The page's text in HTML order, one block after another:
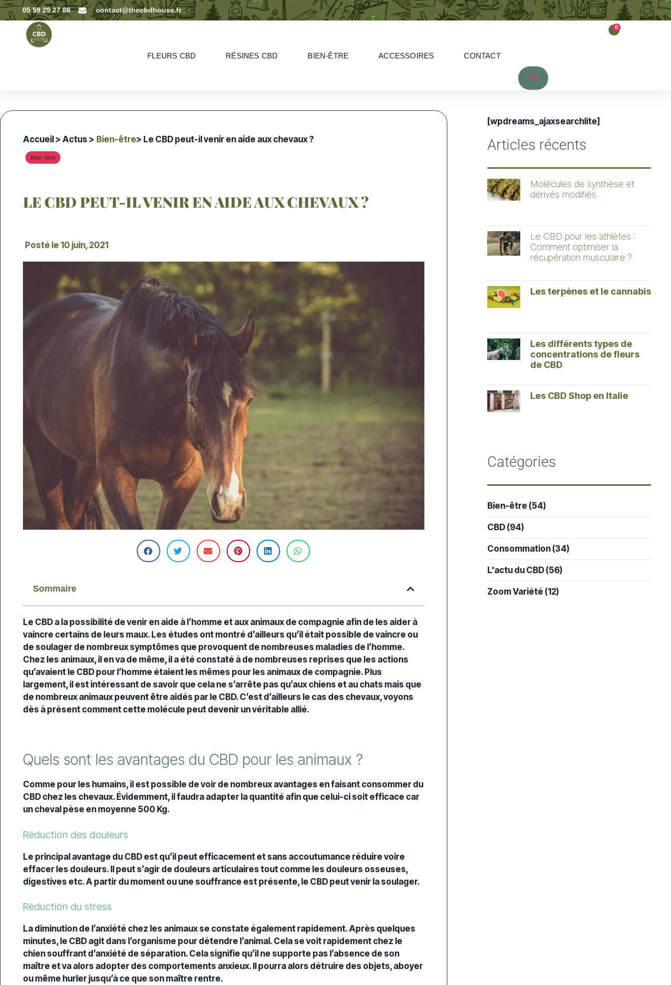
--
05 59 29 27 88 contact@thecbdhouse.fr
FLEURS CBD RÉSINES CBD BIEN-ÊTRE ACCESSOIRES CONTACT
0
Accueil> Actus > Bien-être> Le CBD peut-il venir en aide aux chevaux ?
Bien-être
LE CBD PEUT-IL VENIR EN AIDE AUX CHEVAUX ?
Posté le 10 juin, 2021
Sommaire
Le CBD a la possibilité de venir en aide à l’homme et aux animaux de compagnie afin de les aider à
vaincre certains de leurs maux. Les études ont montré d’ailleurs qu’il était possible de vaincre ou
de soulager de nombreux symptômes que provoquent de nombreuses maladies de l’homme.
Chez les animaux, il en va de même, il a été constaté à de nombreuses reprises que les actions
qu’avaient le CBD pour l’homme étaient les mêmes pour les animaux de compagnie. Plus
largement, il est intéressant de savoir que cela ne s’arrête pas qu’aux chiens et au chats mais que
de nombreux animaux peuvent être aidés par le CBD. C’est d’ailleurs le cas des chevaux, voyons
dès à présent comment cette molécule peut devenir un véritable allié.
Quels sont les avantages du CBD pour les animaux ?
Comme pour les humains, il est possible de voir de nombreux avantages en faisant consommer du
CBD chez les chevaux. Évidemment, il faudra adapter la quantité afin que celui-ci soit efficace car
un cheval pèse en moyenne 500 Kg.
Réduction des douleurs
Le principal avantage du CBD est qu’il peut efficacement et sans accoutumance réduire voire
effacer les douleurs. Il peut s’agir de douleurs articulaires tout comme les douleurs osseuses,
digestives etc. A partir du moment ou une souffrance est présente, le CBD peut venir la soulager.
Réduction du stress
La diminution de l’anxiété chez les animaux se constate également rapidement. Après quelques
minutes, le CBD agit dans l’organisme pour détendre l’animal. Cela se voit rapidement chez le
chien souffrant d’anxiété de séparation. Cela signifie qu’il ne supporte pas l’absence de son
maître et va alors adopter des comportements anxieux. Il pourra alors détruire des objets, aboyer
ou même hurler jusqu’à ce que son maître rentre.
[wpdreams_ajaxsearchlite]
Articles récents
Molécules de synthèse et
dérivés modifiés
Le CBD pour les athlètes :
Comment optimiser la
récupération musculaire ?
Les terpènes et le cannabis
Les différents types de
concentrations de fleurs
de CBD
Les CBD Shop en Italie
Catégories
Bien-être (54)
CBD(94)
Consommation(34)
L'actu du CBD(56)
Zoom Variété (12)